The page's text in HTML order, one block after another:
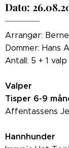
Dato:
Arrangør:
Dommer: Hans
Antall: 5 + 1
Valper
Tisper 6-9
Affentassens
Hannhunder